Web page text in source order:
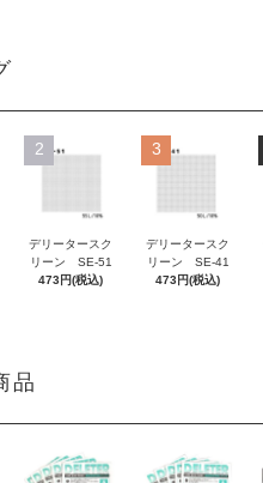
2
デリータースク
リーン SE-51
473円(税込)
3
デリータースク
リーン SE-41
473円(税込)
品